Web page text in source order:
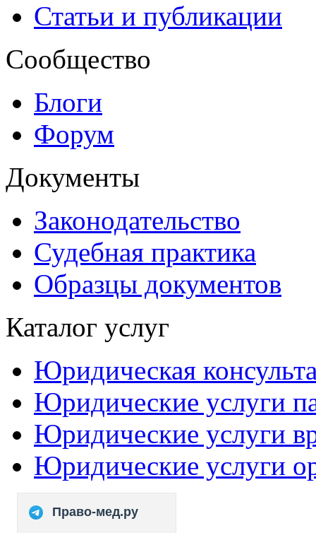
Статьи и публикации
Сообщество
Блоги
Форум
Документы
Законодательство
Судебная практика
Образцы документов
Каталог услуг
Юридическая
Юридические услуги
Юридические услуги
Юридические услуги
Право-мед.ру